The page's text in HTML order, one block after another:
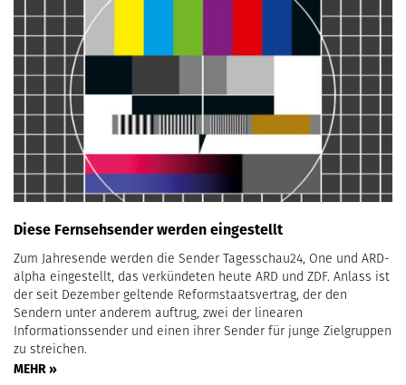
Diese Fernsehsender werden eingestellt
Zum Jahresende werden die Sender Tagesschau24, One und ARD-
alpha eingestellt, das verkündeten heute ARD und ZDF. Anlass ist
der seit Dezember geltende Reformstaatsvertrag, der den
Sendern unter anderem auftrug, zwei der linearen
Informationssender und einen ihrer Sender für junge Zielgruppen
zu streichen.
MEHR »